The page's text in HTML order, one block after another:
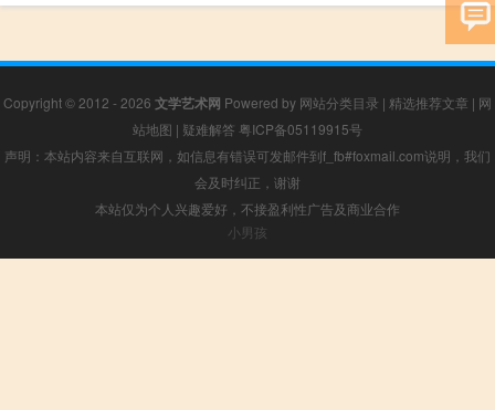
Copyright © 2012 - 2026 文学艺术网 Powered by 网站分类目录 | 精选推荐文章 | 网
站地图 | 疑难解答 粤ICP备05119915号
声明：本站内容来自互联网，如信息有错误可发邮件到f_fb#foxmail.com说明，我们
会及时纠正，谢谢
本站仅为个人兴趣爱好，不接盈利性广告及商业合作
小男孩